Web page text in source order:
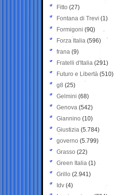
Fitto (27)
Fontana di Trevi (1)
Formigoni (90)
Forza Italia (596)
frana (9)
Fratelli d'Italia (291)
Futuro e Libertà (510)
g8 (25)
Gelmini (68)
Genova (542)
Giannino (10)
Giustizia (5.784)
governo (5.799)
Grasso (22)
Green Italia (1)
Grillo (2.941)
Idv (4)